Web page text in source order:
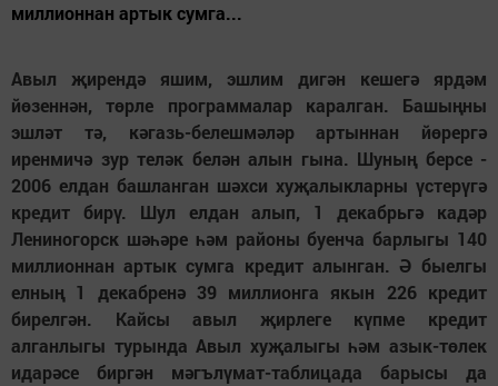
миллионнан артык сумга...
Авыл җирендә яшим, эшлим дигән кешегә ярдәм
йөзеннән, төрле программалар каралган. Башыңны
эшләт тә, кәгазь-белешмәләр артыннан йөрергә
иренмичә зур теләк белән алын гына. Шуның берсе -
2006 елдан башланган шәхси хуҗалыкларны үстерүгә
кредит бирү. Шул елдан алып, 1 декабрьгә кадәр
Лениногорск шәһәре һәм районы буенча барлыгы 140
миллионнан артык сумга кредит алынган. Ә быелгы
елның 1 декабренә 39 миллионга якын 226 кредит
бирелгән. Кайсы авыл җирлеге күпме кредит
алганлыгы турында Авыл хуҗалыгы һәм азык-төлек
идарәсе биргән мәгълүмат-таблицада барысы да